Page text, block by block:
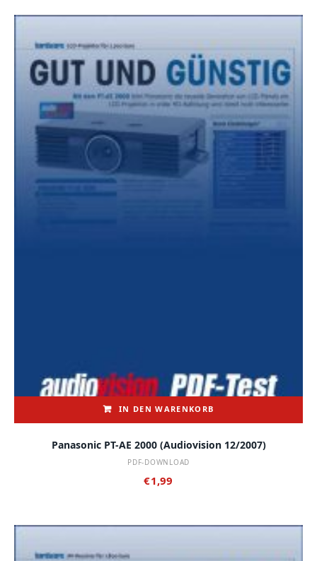
IN DEN WARENKORB
Panasonic PT-AE 2000 (audiovision 12/2007)
PDF-DOWNLOAD
€1,99